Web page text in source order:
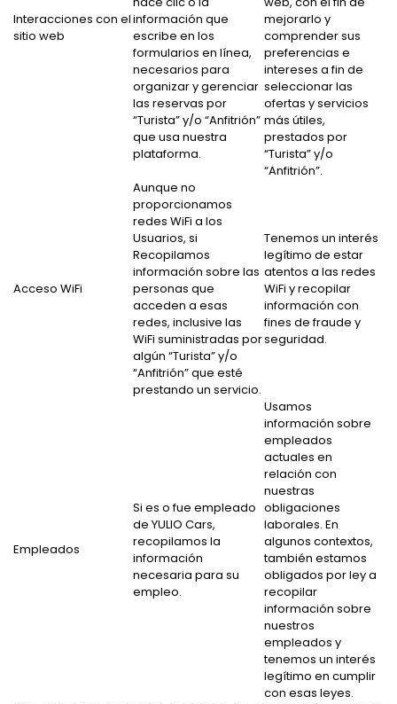
Interacciones con el
sitio web
información que
escribe en los
formularios en línea,
necesarios para
organizar y gerenciar
las reservas por
“Turista” y/o “Anfitrión”
que usa nuestra
plataforma.
mejorarlo y
comprender sus
preferencias e
intereses a fin de
seleccionar las
ofertas y servicios
más útiles,
prestados por
“Turista” y/o
“Anfitrión”.
Acceso WiFi
Aunque no
proporcionamos
redes WiFi a los
Usuarios, si
Recopilamos
información sobre las
personas que
acceden a esas
redes, inclusive las
WiFi suministradas por
algún “Turista” y/o
“Anfitrión” que esté
prestando un servicio.
Tenemos un interés
legítimo de estar
atentos a las redes
WiFi y recopilar
información con
fines de fraude y
seguridad.
Empleados
Si es o fue empleado
de YULIO Cars,
recopilamos la
información
necesaria para su
empleo.
Usamos
información sobre
empleados
actuales en
relación con
nuestras
obligaciones
laborales. En
algunos contextos,
también estamos
obligados por ley a
recopilar
información sobre
nuestros
empleados y
tenemos un interés
legítimo en cumplir
con esas leyes.